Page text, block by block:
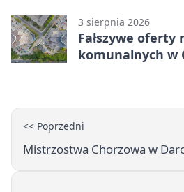
3 sierpnia 2026
Fałszywe oferty
komunalnych w
<< Poprzedni
Mistrzostwa Chorzowa w